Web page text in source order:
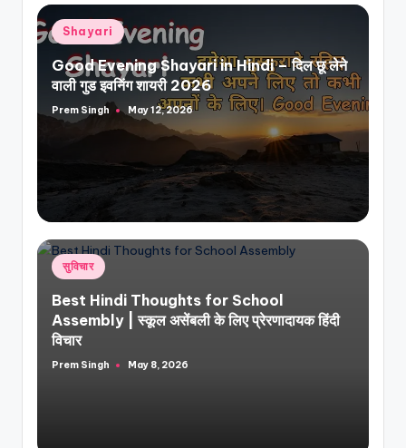
Posted
in
Shayari
Good Evening Shayari in Hindi – दिल छू लेने
वाली गुड इवनिंग शायरी 2026
Posted
Prem Singh May 12, 2026
Posted
in
सुविचार
Best Hindi Thoughts for School
Assembly | स्कूल असेंबली के लिए प्रेरणादायक हिंदी
विचार
Posted
Prem Singh May 8, 2026